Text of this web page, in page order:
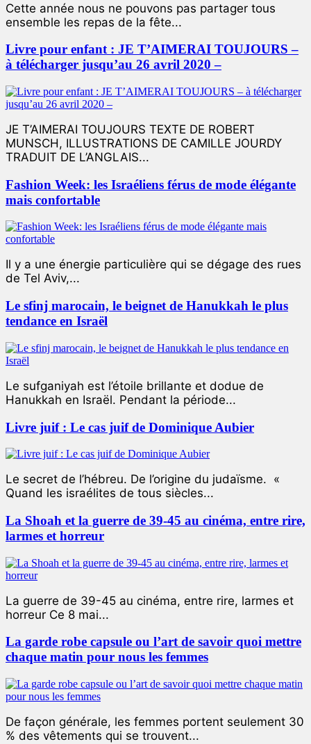
Cette année nous ne pouvons pas partager tous
ensemble les repas de la fête...
Livre pour enfant : JE T’AIMERAI TOUJOURS –
à télécharger jusqu’au 26 avril 2020 –
JE T’AIMERAI TOUJOURS TEXTE DE ROBERT
MUNSCH, ILLUSTRATIONS DE CAMILLE JOURDY
TRADUIT DE L’ANGLAIS...
Fashion Week: les Israéliens férus de mode élégante
mais confortable
Il y a une énergie particulière qui se dégage des rues
de Tel Aviv,...
Le sfinj marocain, le beignet de Hanukkah le plus
tendance en Israël
Le sufganiyah est l’étoile brillante et dodue de
Hanukkah en Israël. Pendant la période...
Livre juif : Le cas juif de Dominique Aubier
Le secret de l’hébreu. De l’origine du judaïsme. «
Quand les israélites de tous siècles...
La Shoah et la guerre de 39-45 au cinéma, entre rire,
larmes et horreur
La guerre de 39-45 au cinéma, entre rire, larmes et
horreur Ce 8 mai...
La garde robe capsule ou l’art de savoir quoi mettre
chaque matin pour nous les femmes
De façon générale, les femmes portent seulement 30
% des vêtements qui se trouvent...